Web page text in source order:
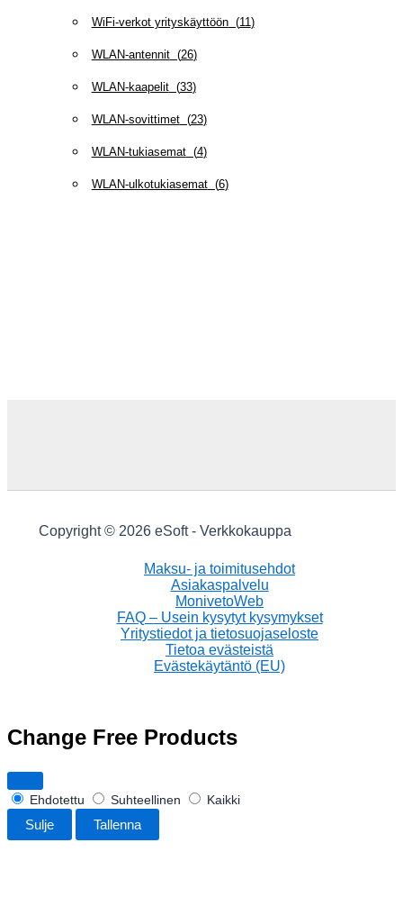
WiFi-verkot yrityskäyttöön(11)
WLAN-antennit(26)
WLAN-kaapelit(33)
WLAN-sovittimet(23)
WLAN-tukiasemat(4)
WLAN-ulkotukiasemat(6)
Copyright © 2026 eSoft - Verkkokauppa
Maksu- ja toimitusehdot
Asiakaspalvelu
MonivetoWeb
FAQ – Usein kysytyt kysymykset
Yritystiedot ja tietosuojaseloste
Tietoa evästeistä
Evästekäytäntö (EU)
Change Free Products
Ehdotettu Suhteellinen Kaikki
Sulje Tallenna